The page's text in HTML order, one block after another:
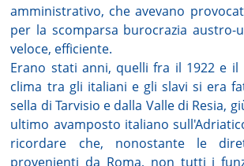
amministrativo, che avevano
per la scomparsa burocrazia austro-
veloce, efficiente.
Erano stati anni, quelli fra il 1922 e il
clima tra gli italiani e gli slavi si era
sella di Tarvisio e dalla Valle di Resia,
ultimo avamposto italiano
ricordare che, nonostante le
provenienti da Roma, non tutti i